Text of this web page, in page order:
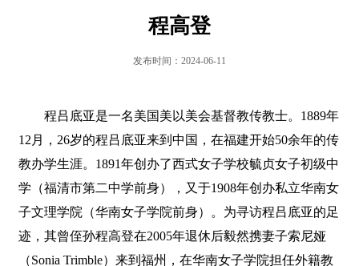
程高登
发布时间：2024-06-11
程吕底亚是一名美国美以美会基督教传教士。1889年
12月，26岁的程吕底亚来到中国，在福建开始50余年的传
教办学生涯。1891年创办了西式女子学校毓贞女子初级中
学（福清市第二中学前身），又于1908年创办私立华南女
子文理学院（华南女子学院前身）。为寻访程吕底亚的足
迹，其曾侄孙程高登在2005年退休后毅然携妻子索尼娅
（Sonia Trimble）来到福州，在华南女子学院担任外籍教